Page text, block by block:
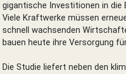
gigantische Investitionen in
Viele Kraftwerke müssen
schnell wachsenden
bauen heute ihre Versorgung
Die Studie liefert neben den